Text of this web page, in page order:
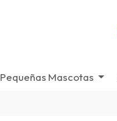
Pequeñas Mascotas